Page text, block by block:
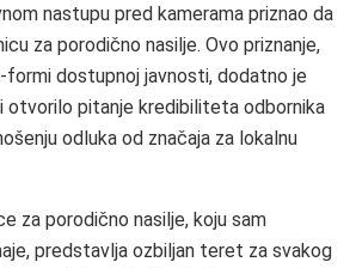
nastupu pred kamerama priznao da
za porodično nasilje. Ovo priznanje,
dostupnoj javnosti, dodatno je
otvorilo pitanje kredibiliteta odbornika
odluka od značaja za lokalnu
za porodično nasilje, koju sam
predstavlja ozbiljan teret za svakog